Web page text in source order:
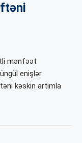
mənfəət
enişlər
kəskin artımla